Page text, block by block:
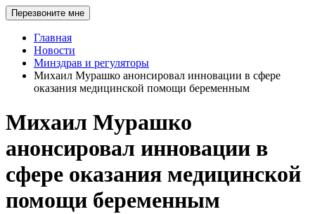
Перезвоните мне
Главная
Новости
Минздрав и регуляторы
Михаил Мурашко анонсировал инновации в сфере
оказания медицинской помощи беременным
Михаил Мурашко
анонсировал инновации в
сфере оказания медицинской
помощи беременным